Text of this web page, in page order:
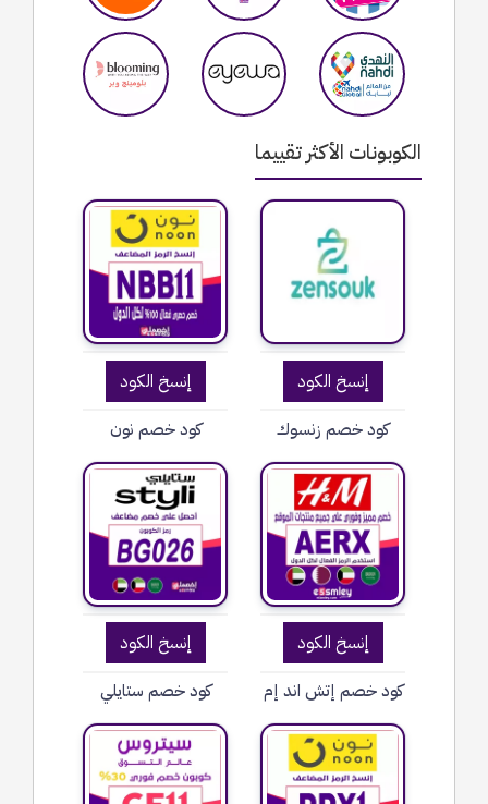
الكوبونات الأكثر تقييما
إنسخ الكود
كود خصم زنسوك
إنسخ الكود
كود خصم نون
إنسخ الكود
كود خصم إتش اند إم
إنسخ الكود
كود خصم ستايلي